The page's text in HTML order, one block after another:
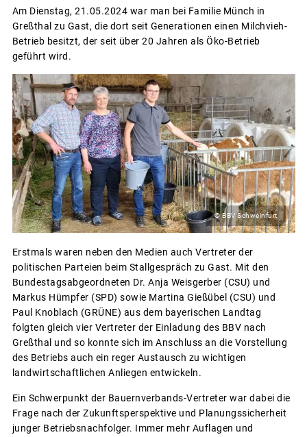
Am Dienstag, 21.05.2024 war man bei Familie Münch in
Greßthal zu Gast, die dort seit Generationen einen Milchvieh-
Betrieb besitzt, der seit über 20 Jahren als Öko-Betrieb
geführt wird.
© BBV Schweinfurt
Erstmals waren neben den Medien auch Vertreter der
politischen Parteien beim Stallgespräch zu Gast. Mit den
Bundestagsabgeordneten Dr. Anja Weisgerber (CSU) und
Markus Hümpfer (SPD) sowie Martina Gießübel (CSU) und
Paul Knoblach (GRÜNE) aus dem bayerischen Landtag
folgten gleich vier Vertreter der Einladung des BBV nach
Greßthal und so konnte sich im Anschluss an die Vorstellung
des Betriebs auch ein reger Austausch zu wichtigen
landwirtschaftlichen Anliegen entwickeln.
Ein Schwerpunkt der Bauernverbands-Vertreter war dabei die
Frage nach der Zukunftsperspektive und Planungssicherheit
junger Betriebsnachfolger. Immer mehr Auflagen und